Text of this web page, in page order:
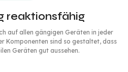
reaktionsfähig
auf allen gängigen Geräten in jeder
Komponenten sind so gestaltet, dass
Geräten gut aussehen.